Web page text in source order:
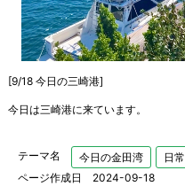
[9/18 今日の三崎港]
今日は三崎港に来ています。
テーマ名 今日の金田湾
日常
ページ作成日 2024-09-18